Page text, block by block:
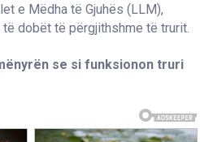
e Mëdha të Gjuhës (LLM),
dobët të përgjithshme të trurit.
se si funksionon truri